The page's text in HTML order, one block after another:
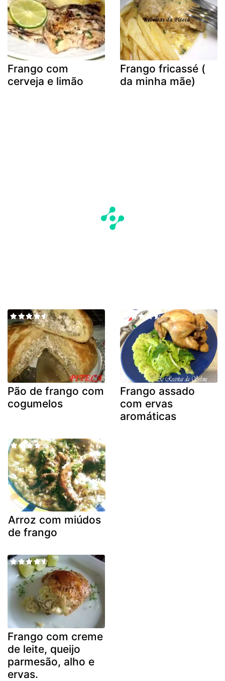
Frango com
cerveja e limão
Frango fricassé (
da minha mãe)
Pão de frango com
cogumelos
Frango assado
com ervas
aromáticas
Arroz com miúdos
de frango
Frango com creme
de leite, queijo
parmesão, alho e
ervas.